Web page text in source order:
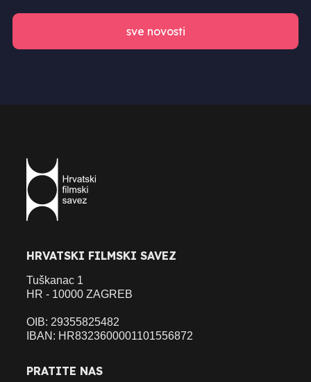
sve novosti
HRVATSKI FILMSKI SAVEZ
Tuškanac 1
HR - 10000 ZAGREB
OIB: 29355825482
IBAN: HR8323600001101556872
PRATITE NAS